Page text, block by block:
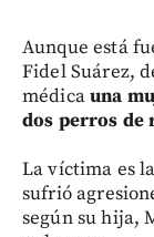
Aunque está
Fidel Suárez,
médicauna
dos perros de
La víctima es
sufrió
según su hija,